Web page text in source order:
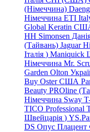
(Німеччина) Daeng
Німеччина ETI
Global Keratin
HH Simonsen
(Тайвань) Jaguar
Італія ) Maniquick
Німеччина Mr.
Garden Olton
Buy Oster США
Beauty PROline
Німеччина Sway
TICO Professional
Швейцарія )
DS Опус Плацент